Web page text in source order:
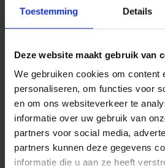
Toestemming Details
Deze website maakt gebruik van
We gebruiken cookies om content
personaliseren, om functies voor
en om ons websiteverkeer te
informatie over uw gebruik van
partners voor social media,
partners kunnen deze gegevens
informatie die u aan ze heeft
Mani Vivendi
Mani Vivendi heeft bijna 25 jaar ervaring
duurzame producten die de
bevorderen en klachten helpen